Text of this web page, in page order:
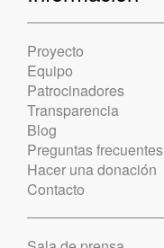
Proyecto
Equipo
Patrocinadores
Transparencia
Blog
Preguntas frecuentes
Hacer una donación
Contacto